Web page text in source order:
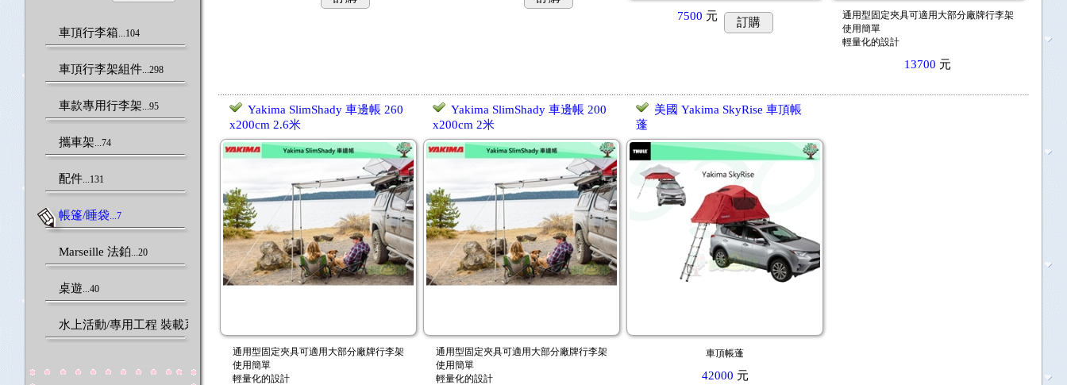
車頂行李箱 ...104
車頂行李架組件 ...298
車款專用行李架 ...95
攜車架 ...74
配件 ...131
帳篷/睡袋 ...7
Marseille 法鉑 ...20
桌遊 ...40
水上活動/專用工程 裝載系統
7500 元 訂購
通用型固定夾具可適用大部分廠牌行李架
使用簡單
輕量化的設計
13700 元
Yakima SlimShady 車邊帳 260
x200cm 2.6米
通用型固定夾具可適用大部分廠牌行李架
使用簡單
輕量化的設計
Yakima SlimShady 車邊帳 200
x200cm 2米
通用型固定夾具可適用大部分廠牌行李架
使用簡單
輕量化的設計
美國 Yakima SkyRise 車頂帳
蓬
車頂帳蓬
42000 元